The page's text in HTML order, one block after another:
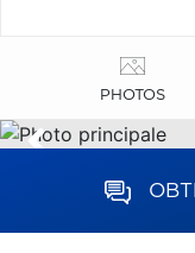
PHOTOS